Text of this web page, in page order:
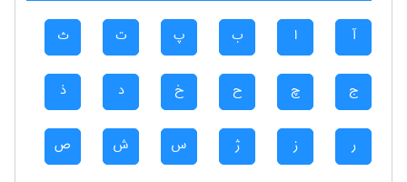
آ ا ب پ ت ث
ج چ ح خ د ذ
ر ز ژ س ش ص